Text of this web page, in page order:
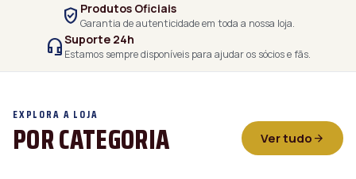
verified_user Produtos Oficiais
Garantia de autenticidade em toda a nossa loja.
headset_micSuporte 24h
Estamos sempre disponíveis para ajudar os sócios e fãs.
EXPLORA A LOJA
POR CATEGORIA Ver tudo arrow_forward